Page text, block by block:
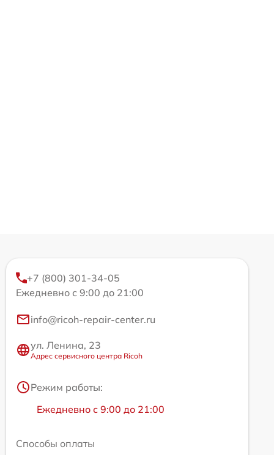
+7 (800) 301-34-05
Ежедневно с 9:00 до 21:00
info@ricoh-repair-center.ru
ул. Ленина, 23
Адрес сервисного центра Ricoh
Режим работы:
Ежедневно с 9:00 до 21:00
Способы оплаты